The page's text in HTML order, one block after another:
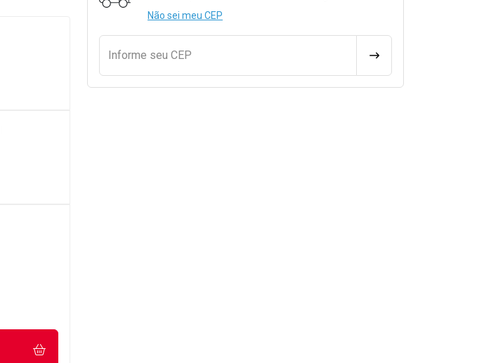
Não sei meu CEP
Informe seu CEP CALCULAR FRETE